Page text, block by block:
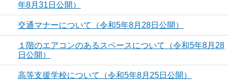
年8月31日公開）
交通マナーについて（令和5年8月28日公開）
１階のエアコンのあるスペースについて（令和5年8月28
日公開）
高等支援学校について（令和5年8月25日公開）